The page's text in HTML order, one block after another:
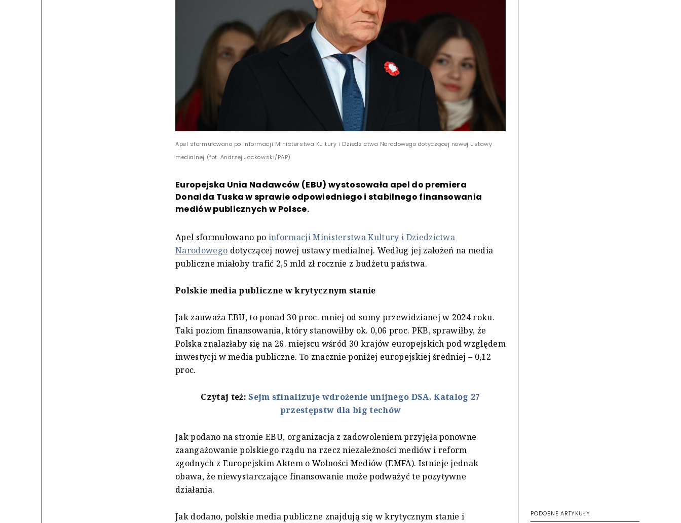
Apel sformułowano po informacji Ministerstwa Kultury i Dziedzictwa Narodowego dotyczącej nowej ustawy
medialnej (fot. Andrzej Jackowski/PAP)
Europejska Unia Nadawców (EBU) wystosowała apel do premiera
Donalda Tuska w sprawie odpowiedniego i stabilnego finansowania
mediów publicznych w Polsce.
Apel sformułowano po informacji Ministerstwa Kultury i Dziedzictwa
Narodowego dotyczącej nowej ustawy medialnej. Według jej założeń na media
publiczne miałoby trafić 2,5 mld zł rocznie z budżetu państwa.
Polskie media publiczne w krytycznym stanie
Jak zauważa EBU, to ponad 30 proc. mniej od sumy przewidzianej w 2024 roku.
Taki poziom finansowania, który stanowiłby ok. 0,06 proc. PKB, sprawiłby, że
Polska znalazłaby się na 26. miejscu wśród 30 krajów europejskich pod względem
inwestycji w media publiczne. To znacznie poniżej europejskiej średniej – 0,12
proc.
Czytaj też:Sejm sfinalizuje wdrożenie unijnego DSA. Katalog 27
przestępstw dla big techów
Jak podano na stronie EBU, organizacja z zadowoleniem przyjęła ponowne
zaangażowanie polskiego rządu na rzecz niezależności mediów i reform
zgodnych z Europejskim Aktem o Wolności Mediów (EMFA). Istnieje jednak
obawa, że niewystarczające finansowanie może podważyć te pozytywne
działania.
Jak dodano, polskie media publiczne znajdują się w krytycznym stanie i
PODOBNE ARTYKUŁY